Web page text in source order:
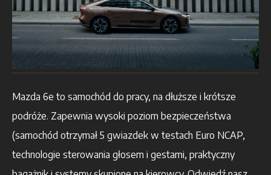
Mazda 6e to samochód do pracy, na dłuższe i krótsze
podróże. Zapewnia wysoki poziom bezpieczeństwa
(samochód otrzymał 5 gwiazdek w testach Euro NCAP,
technologie sterowania głosem i gestami, praktyczny